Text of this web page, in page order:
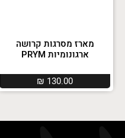
מארז מסרגות קרושה
ארגונומיות PRYM
₪ 130.00